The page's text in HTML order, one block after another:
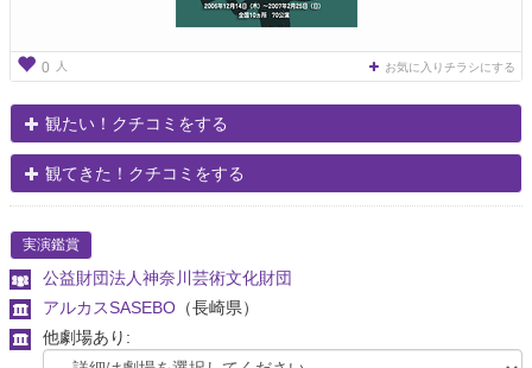
0 人 お気に入りチラシにする
観たい！クチコミをする
観てきた！クチコミをする
実演鑑賞
公益財団法人神奈川芸術文化財団
アルカスSASEBO （長崎県）
他劇場あり: